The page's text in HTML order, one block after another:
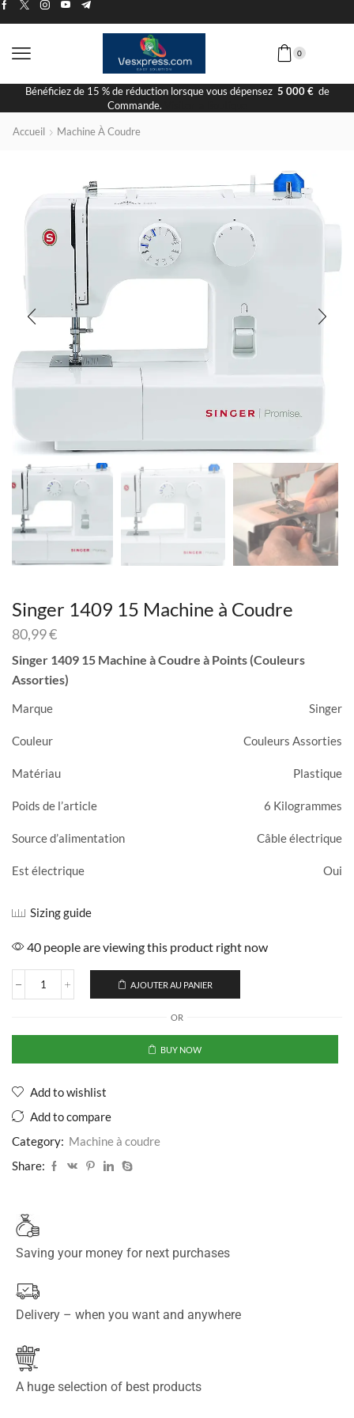
0
Livraison Rapide
Accueil Machine À Coudre
Singer 1409 15 Machine à Coudre
80,99€
Singer 1409 15 Machine à Coudre à Points (Couleurs
Assorties)
Marque Singer
Couleur Couleurs Assorties
Matériau Plastique
Poids de l’article 6 Kilogrammes
Source d’alimentation Câble électrique
Est électrique Oui
Sizing guide
40 people are viewing this product right now
AJOUTER AU PANIER
OR
BUY NOW
Add to wishlist
Add to compare
Category: Machine à coudre
Share:
Saving your money for next purchases
Delivery – when you want and anywhere
A huge selection of best products